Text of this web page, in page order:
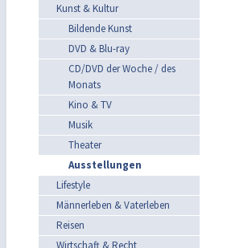
Kunst & Kultur
Bildende Kunst
DVD & Blu-ray
CD/DVD der Woche / des
Monats
Kino & TV
Musik
Theater
Ausstellungen
Lifestyle
Männerleben & Vaterleben
Reisen
Wirtschaft & Recht